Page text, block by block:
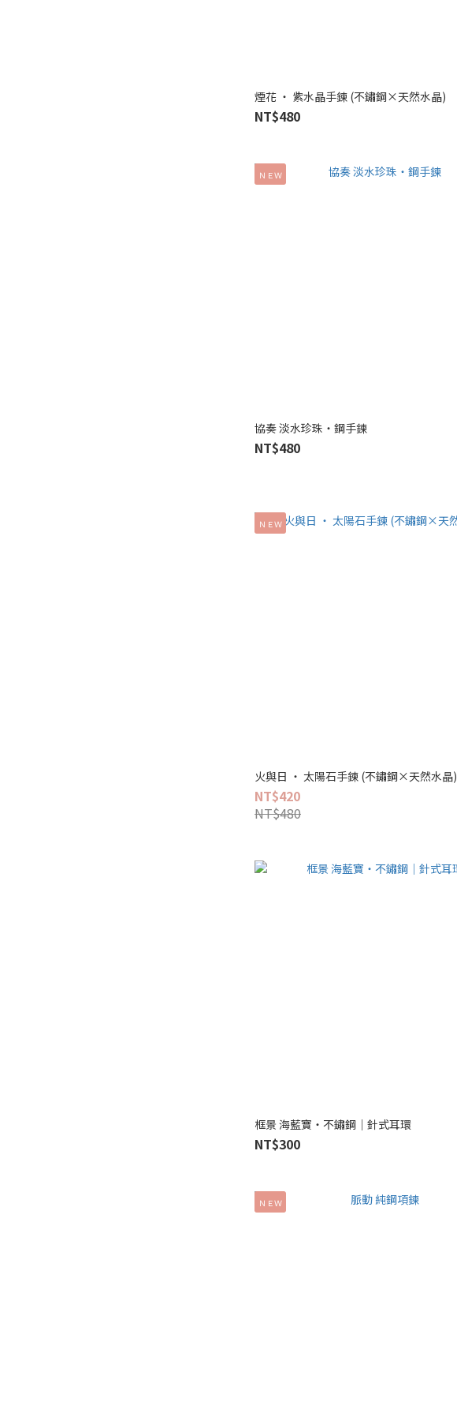
煙花 ‧ 紫水晶手鍊 (不鏽鋼×天然水晶)
NT$480
ＮＥＷ
協奏 淡水珍珠‧鋼手鍊
NT$480
ＮＥＷ
火與日 ‧ 太陽石手鍊 (不鏽鋼×天然水晶)
NT$420
NT$480
框景 海藍寶‧不鏽鋼｜針式耳環
NT$300
ＮＥＷ